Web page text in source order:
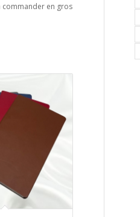
commander en gros